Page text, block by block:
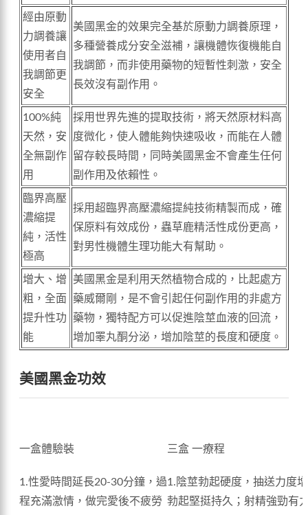
經由原動
力調養讓
使用者自
我調節更
安全
美國黑金的效果完全基於原動力調養原理，
多種營養成分安全滋補，讓機體恢復機能自
我調節，而非使用藥物的短暫性刺激，安全
長效沒有副作用。
100%純
天然，安
全無副作
用
採用世界先進的提取技術，將天然原材料高
度微化，使人體能夠快速吸收，而能在人體
留存較長時間，同時美國黑金不會產生任何
副作用及依賴性。
臨界高壓
濃縮提
純，活性
極高
採用超臨界高壓濃縮提純技術精製而成，確
保原料有效成份，蟲草鹿精活性成份更高，
對男性機體生理功能大有幫助。
增大、增
粗，全面
提升性功
能
美國黑金是利用天然植物合成的，比起處方
藥威爾剛，是不會引起任何副作用的非處方
藥物，獨特配方可以促進陰莖血液的回流，
增加睪丸酮分泌，增加陰莖的長度和硬度。
美國黑金功效
一盒體驗裝 三盒 一療程
1.性愛時間延長20-30分鐘，過
程充滿激情，做完愛後不疲勞
1.陰莖勃起硬度，抽送力度
勃起堅挺持久；射精強勁有